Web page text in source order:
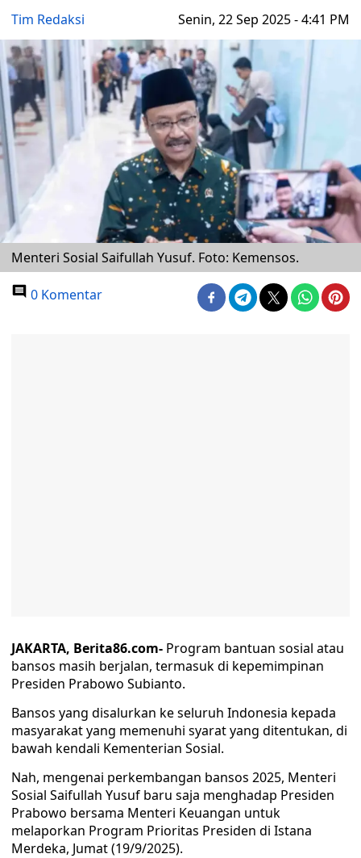
Tim Redaksi Senin, 22 Sep 2025 - 4:41 PM
Menteri Sosial Saifullah Yusuf. Foto: Kemensos.
0 Komentar
JAKARTA, Berita86.com- Program bantuan sosial atau
bansos masih berjalan, termasuk di kepemimpinan
Presiden Prabowo Subianto.
Bansos yang disalurkan ke seluruh Indonesia kepada
masyarakat yang memenuhi syarat yang ditentukan, di
bawah kendali Kementerian Sosial.
Nah, mengenai perkembangan bansos 2025, Menteri
Sosial Saifullah Yusuf baru saja menghadap Presiden
Prabowo bersama Menteri Keuangan untuk
melaporkan Program Prioritas Presiden di Istana
Merdeka, Jumat (19/9/2025).